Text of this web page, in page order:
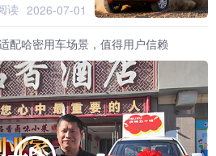
读 2026-07-01
配哈密用车场景，值得用户信赖